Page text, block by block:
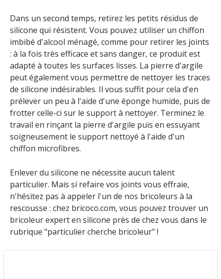
Dans un second temps, retirez les petits résidus de
silicone qui résistent. Vous pouvez utiliser un chiffon
imbibé d'alcool ménagé, comme pour retirer les joints
: à la fois très efficace et sans danger, ce produit est
adapté à toutes les surfaces lisses. La pierre d'argile
peut également vous permettre de nettoyer les traces
de silicone indésirables. Il vous suffit pour cela d'en
prélever un peu à l'aide d'une éponge humide, puis de
frotter celle-ci sur le support à nettoyer. Terminez le
travail en rinçant la pierre d'argile puis en essuyant
soigneusement le support nettoyé à l'aide d'un
chiffon microfibres.
Enlever du silicone ne nécessite aucun talent
particulier. Mais si refaire vos joints vous effraie,
n'hésitez pas à appeler l'un de nos bricoleurs à la
rescousse : chez bricoco.com, vous pouvez trouver un
bricoleurexpert en silicone près de chez vous dans le
rubrique "particulier cherche bricoleur" !